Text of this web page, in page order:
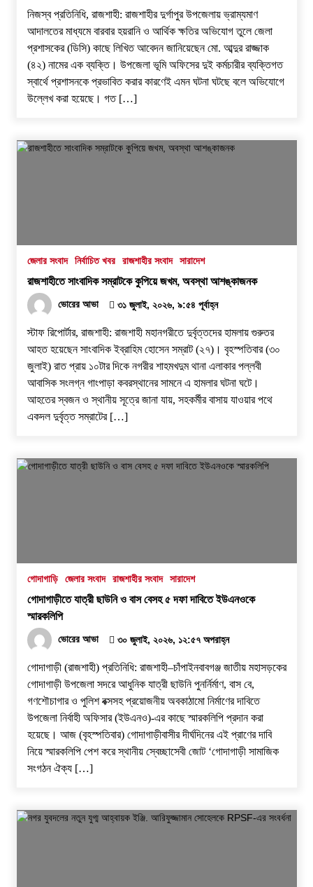
নিজস্ব প্রতিনিধি, রাজশাহী: রাজশাহীর দুর্গাপুর উপজেলায় ভ্রাম্যমাণ
আদালতের মাধ্যমে বারবার হয়রানি ও আর্থিক ক্ষতির অভিযোগ তুলে জেলা
প্রশাসকের (ডিসি) কাছে লিখিত আবেদন জানিয়েছেন মো. আব্দুর রাজ্জাক
(৪২) নামের এক ব্যক্তি। উপজেলা ভূমি অফিসের দুই কর্মচারীর ব্যক্তিগত
স্বার্থে প্রশাসনকে প্রভাবিত করার কারণেই এমন ঘটনা ঘটছে বলে অভিযোগে
উল্লেখ করা হয়েছে। ​গত […]
জেলার সংবাদ নির্বাচিত খবর রাজশাহীর সংবাদ সারাদেশ
রাজশাহীতে সাংবাদিক সম্রাটকে কুপিয়ে জখম, অবস্থা আশঙ্কাজনক
ভোরের আভা ৩১ জুলাই, ২০২৬, ৯:৫৪ পূর্বাহ্ন
স্টাফ রিপোর্টার, রাজশাহী: রাজশাহী মহানগরীতে দুর্বৃত্তদের হামলায় গুরুতর
আহত হয়েছেন সাংবাদিক ইব্রাহিম হোসেন সম্রাট (২৭)। বৃহস্পতিবার (৩০
জুলাই) রাত প্রায় ১০টার দিকে নগরীর শাহমখদুম থানা এলাকার পল্লবী
আবাসিক সংলগ্ন গাংপাড়া কবরস্থানের সামনে এ হামলার ঘটনা ঘটে।
আহতের স্বজন ও স্থানীয় সূত্রে জানা যায়, সহকর্মীর বাসায় যাওয়ার পথে
একদল দুর্বৃত্ত সম্রাটের […]
গোদাগাড়ি জেলার সংবাদ রাজশাহীর সংবাদ সারাদেশ
গোদাগাড়ীতে যাত্রী ছাউনি ও বাস বেসহ ৫ দফা দাবিতে ইউএনওকে
স্মারকলিপি
ভোরের আভা ৩০ জুলাই, ২০২৬, ১২:৫৭ অপরাহ্ন
গোদাগাড়ী (রাজশাহী) প্রতিনিধি: রাজশাহী–চাঁপাইনবাবগঞ্জ জাতীয় মহাসড়কের
গোদাগাড়ী উপজেলা সদরে আধুনিক যাত্রী ছাউনি পুনর্নির্মাণ, বাস বে,
গণশৌচাগার ও পুলিশ বক্সসহ প্রয়োজনীয় অবকাঠামো নির্মাণের দাবিতে
উপজেলা নির্বাহী অফিসার (ইউএনও)-এর কাছে স্মারকলিপি প্রদান করা
হয়েছে। ​আজ (বৃহস্পতিবার) গোদাগাড়ীবাসীর দীর্ঘদিনের এই প্রাণের দাবি
নিয়ে স্মারকলিপি পেশ করে স্থানীয় স্বেচ্ছাসেবী জোট ‘গোদাগাড়ী সামাজিক
সংগঠন ঐক্য […]